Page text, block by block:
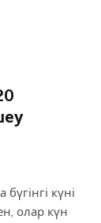
күні
олар күн